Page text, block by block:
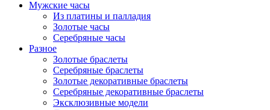
Мужские часы
Из платины и палладия
Золотые часы
Серебряные часы
Разное
Золотые браслеты
Серебряные браслеты
Золотые декоративные браслеты
Серебряные декоративные браслеты
Эксклюзивные модели